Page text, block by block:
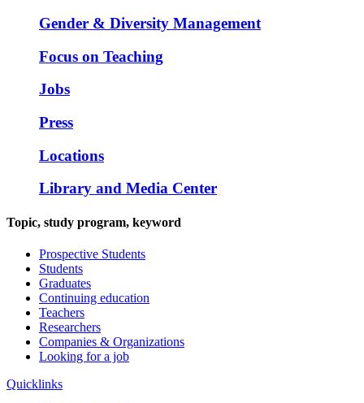
Gender & Diversity Management
Focus on Teaching
Jobs
Press
Locations
Library and Media Center
Topic, study program, keyword
Prospective Students
Students
Graduates
Continuing education
Teachers
Researchers
Companies & Organizations
Looking for a job
Quicklinks